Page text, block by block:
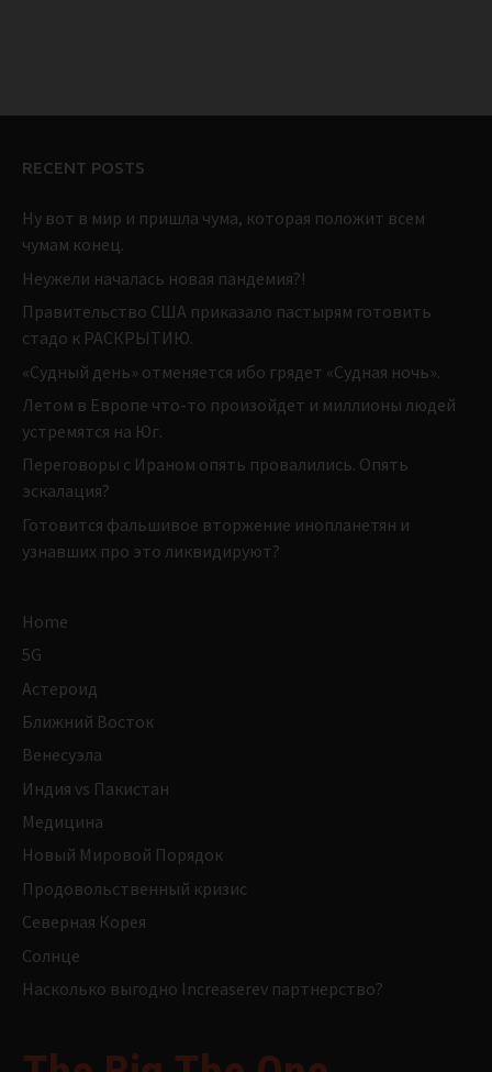
RECENT POSTS
Ну вот в мир и пришла чума, которая положит всем
чумам конец.
Неужели началась новая пандемия?!
Правительство США приказало пастырям готовить
стадо к РАСКРЫТИЮ.
«Судный день» отменяется ибо грядет «Судная ночь».
Летом в Европе что-то произойдет и миллионы людей
устремятся на Юг.
Переговоры с Ираном опять провалились. Опять
эскалация?
Готовится фальшивое вторжение инопланетян и
узнавших про это ликвидируют?
Home
5G
Астероид
Ближний Восток
Венесуэла
Индия vs Пакистан
Медицина
Новый Мировой Порядок
Продовольственный кризис
Северная Корея
Солнце
Насколько выгодно Increaserev партнерство?